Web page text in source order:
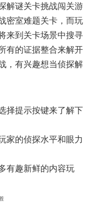
解谜关卡挑战闯关游
密室难题关卡，而玩
来到关卡场景中搜寻
有的证据整合来解开
，有兴趣想当侦探解
择提示按键来了解下
家的侦探水平和眼力
有趣新鲜的内容玩